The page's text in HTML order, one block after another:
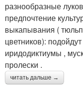
разнообразные
предпочтение
выкапывания (
цветников):
иридодиктиумы ,
пролески .
читать дальше →